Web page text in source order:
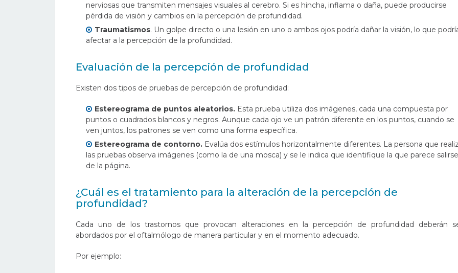
nerviosas que transmiten mensajes visuales al cerebro. Si es hincha, inflama o daña, puede producirse
pérdida de visión y cambios en la percepción de profundidad.
Traumatismos. Un golpe directo o una lesión en uno o ambos ojos podría dañar la visión, lo que
afectar a la percepción de la profundidad.
Evaluación de la percepción de profundidad
Existen dos tipos de pruebas de percepción de profundidad:
Estereograma de puntos aleatorios. Esta prueba utiliza dos imágenes, cada una compuesta por
puntos o cuadrados blancos y negros. Aunque cada ojo ve un patrón diferente en los puntos, cuando se
ven juntos, los patrones se ven como una forma específica.
Estereograma de contorno. Evalúa dos estímulos horizontalmente diferentes. La persona que
las pruebas observa imágenes (como la de una mosca) y se le indica que identifique la que parece salirse
de la página.
¿Cuál es el tratamiento para la alteración de la percepción de
profundidad?
Cada uno de los trastornos que provocan alteraciones en la percepción de profundidad deberán
abordados por el oftalmólogo de manera particular y en el momento adecuado.
Por ejemplo: